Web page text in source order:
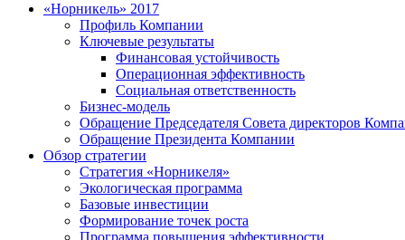
«Норникель» 2017
Профиль Компании
Ключевые результаты
Финансовая устойчивость
Операционная эффективность
Социальная ответственность
Бизнес-модель
Обращение Председателя Совета директоров
Обращение Президента Компании
Обзор стратегии
Стратегия «Норникеля»
Экологическая программа
Базовые инвестиции
Формирование точек роста
Программа повышения эффективности